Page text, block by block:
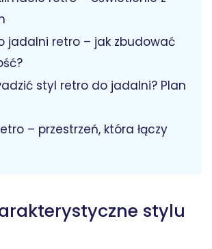
jadalni retro – jak zbudować
styl retro do jadalni? Plan
– przestrzeń, która łączy
stylu